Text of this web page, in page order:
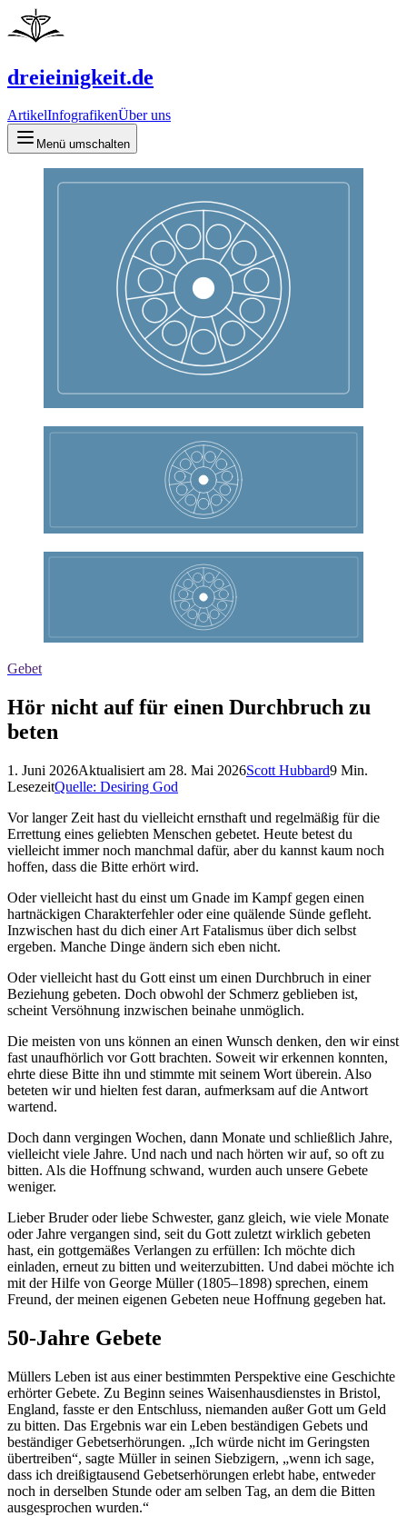
dreieinigkeit.de
ArtikelInfografikenÜber uns
Menü umschalten
Gebet
Hör nicht auf für einen Durchbruch zu
beten
1. Juni 2026Aktualisiert am 28. Mai 2026Scott Hubbard9 Min.
LesezeitQuelle: Desiring God
Vor langer Zeit hast du vielleicht ernsthaft und regelmäßig für die
Errettung eines geliebten Menschen gebetet. Heute betest du
vielleicht immer noch manchmal dafür, aber du kannst kaum noch
hoffen, dass die Bitte erhört wird.
Oder vielleicht hast du einst um Gnade im Kampf gegen einen
hartnäckigen Charakterfehler oder eine quälende Sünde gefleht.
Inzwischen hast du dich einer Art Fatalismus über dich selbst
ergeben. Manche Dinge ändern sich eben nicht.
Oder vielleicht hast du Gott einst um einen Durchbruch in einer
Beziehung gebeten. Doch obwohl der Schmerz geblieben ist,
scheint Versöhnung inzwischen beinahe unmöglich.
Die meisten von uns können an einen Wunsch denken, den wir einst
fast unaufhörlich vor Gott brachten. Soweit wir erkennen konnten,
ehrte diese Bitte ihn und stimmte mit seinem Wort überein. Also
beteten wir und hielten fest daran, aufmerksam auf die Antwort
wartend.
Doch dann vergingen Wochen, dann Monate und schließlich Jahre,
vielleicht viele Jahre. Und nach und nach hörten wir auf, so oft zu
bitten. Als die Hoffnung schwand, wurden auch unsere Gebete
weniger.
Lieber Bruder oder liebe Schwester, ganz gleich, wie viele Monate
oder Jahre vergangen sind, seit du Gott zuletzt wirklich gebeten
hast, ein gottgemäßes Verlangen zu erfüllen: Ich möchte dich
einladen, erneut zu bitten und weiterzubitten. Und dabei möchte ich
mit der Hilfe von George Müller (1805–1898) sprechen, einem
Freund, der meinen eigenen Gebeten neue Hoffnung gegeben hat.
50-Jahre Gebete
Müllers Leben ist aus einer bestimmten Perspektive eine Geschichte
erhörter Gebete. Zu Beginn seines Waisenhausdienstes in Bristol,
England, fasste er den Entschluss, niemanden außer Gott um Geld
zu bitten. Das Ergebnis war ein Leben beständigen Gebets und
beständiger Gebetserhörungen. „Ich würde nicht im Geringsten
übertreiben“, sagte Müller in seinen Siebzigern, „wenn ich sage,
dass ich dreißigtausend Gebetserhörungen erlebt habe, entweder
noch in derselben Stunde oder am selben Tag, an dem die Bitten
ausgesprochen wurden.“